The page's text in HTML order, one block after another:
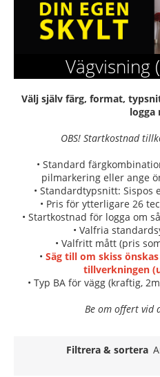
Vägvisning
Välj själv färg, format,
logga
OBS! Startkostnad
• Standard
pilmarkering eller ange
• Standardtypsnitt: Sispos
• Pris för ytterligare 26
• Startkostnad för logga om
• Valfria
• Valfritt mått (pris
• Säg till om skiss
tillverkningen
• Typ BA för vägg (kraftig,
Be om offert vid
Filtrera & sortera